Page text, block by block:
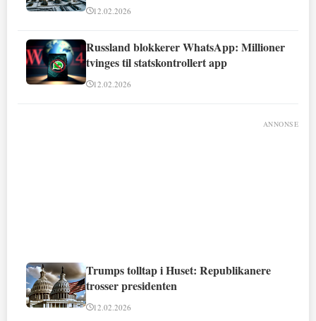
12.02.2026
Russland blokkerer WhatsApp: Millioner
tvinges til statskontrollert app
12.02.2026
ANNONSE
Trumps tolltap i Huset: Republikanere
trosser presidenten
12.02.2026